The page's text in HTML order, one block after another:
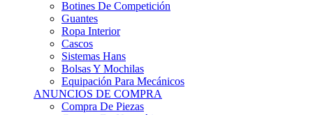
Ropa Interior
Cascos
Sistemas Hans
Bolsas Y Mochilas
Equipación Para Mecánicos
ANUNCIOS DE COMPRA
Compra De Piezas
Compra De Neumáticos